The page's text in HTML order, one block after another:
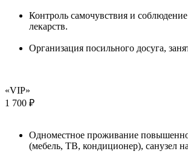
Контроль самочувствия и
лекарств.
Организация посильного досуга,
«VIP»
1 700 ₽
Одноместное проживание
(мебель, ТВ, кондиционер), санузел